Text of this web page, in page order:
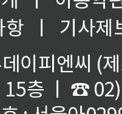
항
ㅣ
기사제
이피엔씨 (
15층 ㅣ ☎